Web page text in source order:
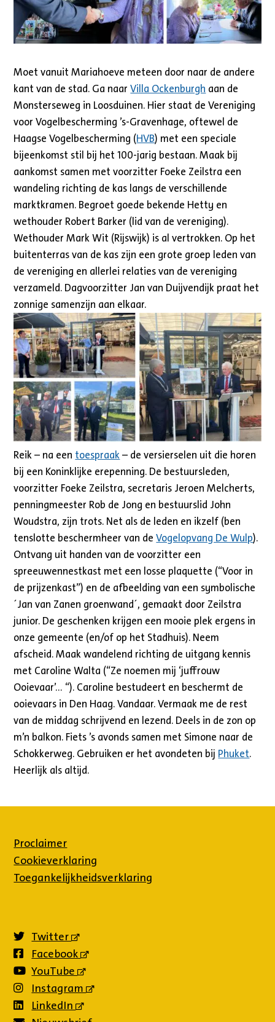
Moet vanuit Mariahoeve meteen door naar de andere
kant van de stad. Ga naarVilla Ockenburgh aan de
Monsterseweg in Loosduinen. Hier staat de Vereniging
voor Vogelbescherming ’s-Gravenhage, oftewel de
Haagse Vogelbescherming (HVB) met een speciale
bijeenkomst stil bij het 100-jarig bestaan. Maak bij
aankomst samen met voorzitter Foeke Zeilstra een
wandeling richting de kas langs de verschillende
marktkramen. Begroet goede bekende Hetty en
wethouder Robert Barker (lid van de vereniging).
Wethouder Mark Wit (Rijswijk) is al vertrokken. Op het
buitenterras van de kas zijn een grote groep leden van
de vereniging en allerlei relaties van de vereniging
verzameld. Dagvoorzitter Jan van Duijvendijk praat het
zonnige samenzijn aan elkaar.
Reik – na een toespraak– de versierselen uit die horen
bij een Koninklijke erepenning. De bestuursleden,
voorzitter Foeke Zeilstra, secretaris Jeroen Melcherts,
penningmeester Rob de Jong en bestuurslid John
Woudstra, zijn trots. Net als de leden en ikzelf (ben
tenslotte beschermheer van deVogelopvang De Wulp).
Ontvang uit handen van de voorzitter een
spreeuwennestkast met een losse plaquette (“Voor in
de prijzenkast”) en de afbeelding van een symbolische
´Jan van Zanen groenwand´, gemaakt door Zeilstra
junior. De geschenken krijgen een mooie plek ergens in
onze gemeente (en/of op het Stadhuis). Neem
afscheid. Maak wandelend richting de uitgang kennis
met Caroline Walta (“Ze noemen mij ‘juffrouw
Ooievaar’… “). Caroline bestudeert en beschermt de
ooievaars in Den Haag. Vandaar. Vermaak me de rest
van de middag schrijvend en lezend. Deels in de zon op
m’n balkon. Fiets ’s avonds samen met Simone naar de
Schokkerweg. Gebruiken er het avondeten bij Phuket.
Heerlijk als altijd.
Proclaimer
Cookieverklaring
Toegankelijkheidsverklaring
Twitter
(externe
Facebook
(externe
YouTube
(externe
Instagram
(externe
LinkedIn
(externe
link)